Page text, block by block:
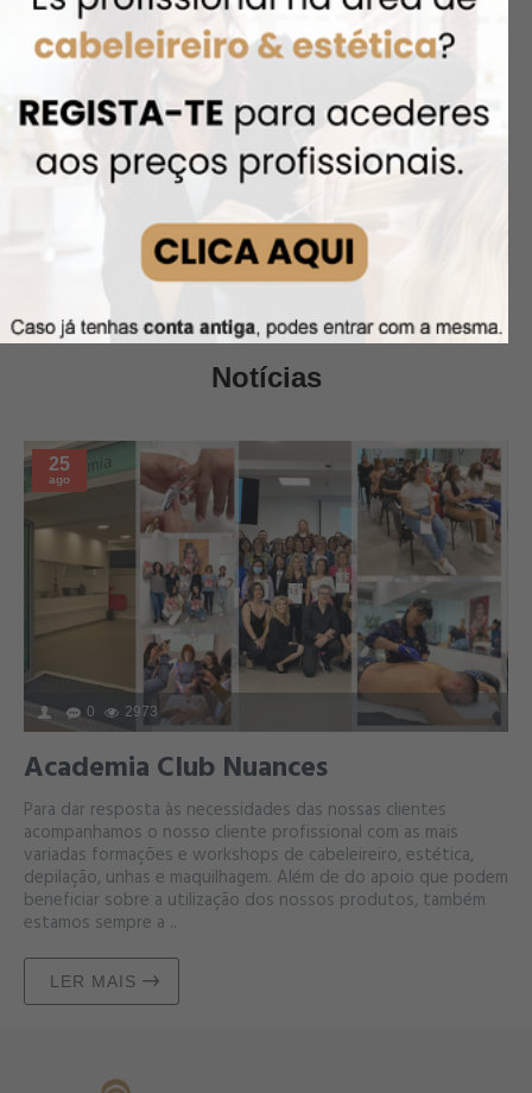
CORPORAL HOMEM
Notícias
25
ago
0 2973
Academia Club Nuances
Para dar resposta às necessidades das nossas clientes
acompanhamos o nosso cliente profissional com as mais
variadas formações e workshops de cabeleireiro, estética,
depilação, unhas e maquilhagem. Além de do apoio que podem
beneficiar sobre a utilização dos nossos produtos, também
estamos sempre a ..
LER MAIS